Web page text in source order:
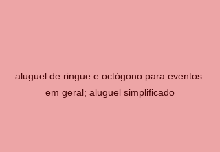
aluguel de ringue e octógono para eventos
em geral; aluguel simplificado